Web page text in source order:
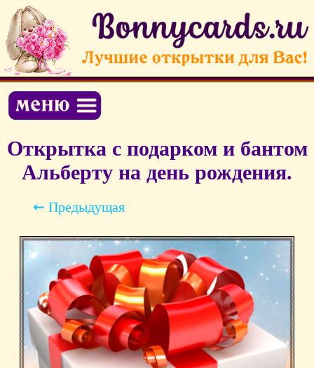
Открытка с подарком и бантом
Альберту на день рождения.
⇜ Предыдущая